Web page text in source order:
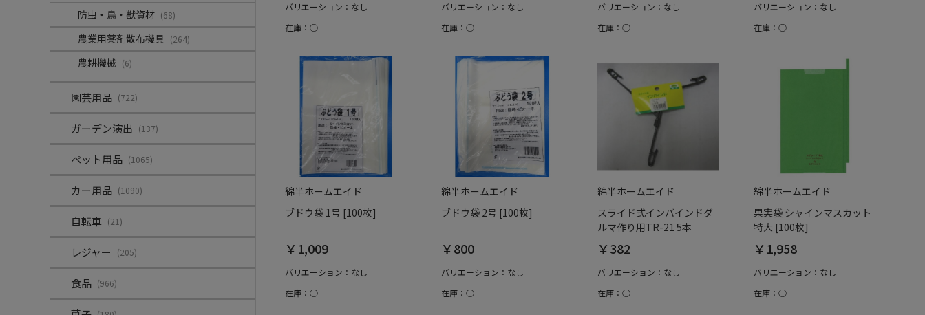
防虫・鳥・獣資材 (68)
農業用薬剤散布機具 (264)
農耕機械 (6)
園芸用品 (722)
ガーデン演出 (137)
ペット用品 (1065)
カー用品 (1090)
自転車 (21)
レジャー (205)
食品 (966)
バリエーション：なし
在庫：○
バリエーション：なし
在庫：○
バリエーション：なし
在庫：○
バリエーション：なし
在庫：○
綿半ホームエイド
ブドウ袋 1号 [100枚]
￥1,009
バリエーション：なし
在庫：○
綿半ホームエイド
ブドウ袋 2号 [100枚]
￥800
バリエーション：なし
在庫：○
綿半ホームエイド
スライド式インバインドダ
ルマ作り用TR-21 5本
￥382
バリエーション：なし
在庫：○
綿半ホームエイド
果実袋 シャインマスカット
特大 [100枚]
￥1,958
バリエーション：なし
在庫：○